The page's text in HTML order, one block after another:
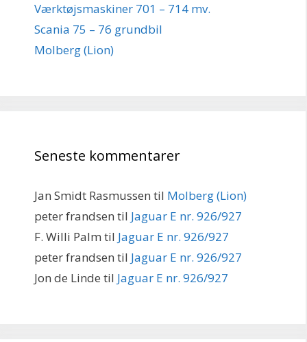
Værktøjsmaskiner 701 – 714 mv.
Scania 75 – 76 grundbil
Molberg (Lion)
Seneste kommentarer
Jan Smidt Rasmussen til Molberg (Lion)
peter frandsen til Jaguar E nr. 926/927
F. Willi Palm til Jaguar E nr. 926/927
peter frandsen til Jaguar E nr. 926/927
Jon de Linde til Jaguar E nr. 926/927